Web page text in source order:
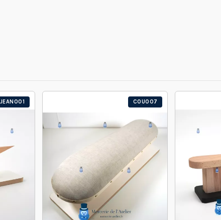
JEAN001 COU007